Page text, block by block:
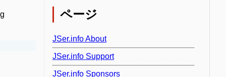
ページ
JSer.info About
JSer.info Support
JSer.info Sponsors